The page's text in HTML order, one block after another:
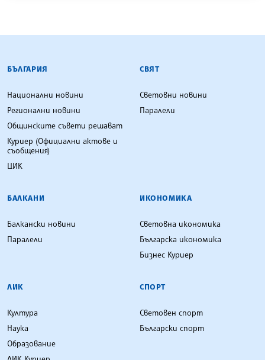
БЪЛГАРСКА ТЕЛЕГРАФНА АГЕНЦИЯ
БЪЛГАРИЯ
Национални новини
Регионални новини
Общинските съвети решават
Куриер (Официални актове и
съобщения)
ЦИК
СВЯТ
Световни новини
Паралели
БАЛКАНИ
Балкански новини
Паралели
ИКОНОМИКА
Световна икономика
Българска икономика
Бизнес Куриер
ЛИК
Култура
Наука
Образование
СПОРТ
Световен спорт
Български спорт